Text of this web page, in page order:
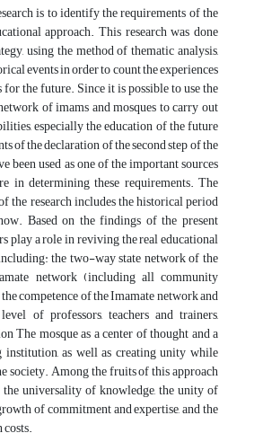
is to identify the requirements of the
approach. This research was done
using the method of thematic analysis,
events in order to count the experiences
the future. Since it is possible to use the
of imams and mosques to carry out
especially the education of the future
of the declaration of the second step of the
been used as one of the important sources
in determining these requirements. The
the research includes the historical period
Based on the findings of the present
play a role in reviving the real educational
the two-way state network of the
network (including all community
competence of the Imamate network and
of professors, teachers and trainers,
The mosque as a center of thought and a
institution, as well as creating unity while
society. Among the fruits of this approach
universality of knowledge, the unity of
of commitment and expertise, and the